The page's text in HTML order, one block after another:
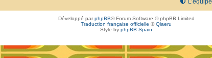
L’équipe
Développé parphpBB® Forum Software © phpBB Limited
Traduction française officielle ©Qiaeru
Style by phpBB Spain